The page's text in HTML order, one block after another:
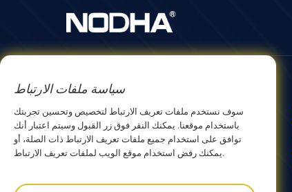
معلومات عنا
نبذة عن NODHA
شريك الشركة
تطوير
معدات التشغيل الآلي في الموقع
القطع واللحام المداري
آلة تشطيب الأنابيب المحمولة
معدات تصنيع الأنابيب
سياسة ملفات الارتباط
سوف نستخدم ملفات تعريف الارتباط لتخصيص وتحسين تجربتك
باستخدام موقعنا. يمكنك النقر فوق زر القبول وسيتم اعتبار أنك
توافق على استخدام جميع ملفات تعريف الارتباط ذات الصلة، أو
يمكنك رفض استخدام موقع الويب لملفات تعريف الارتباط.